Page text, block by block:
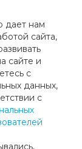
дает нам
сайта,
сайте и
с
данных,
с